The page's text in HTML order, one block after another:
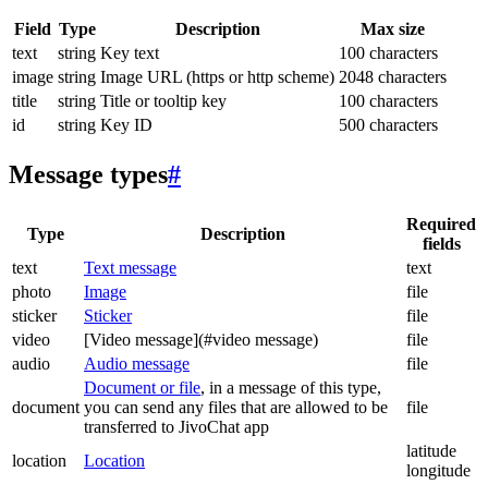
Field Type Description
Max size
text
string Key text
100 characters
image string Image URL (https or http scheme) 2048 characters
title
string Title or tooltip key
100 characters
id
string Key ID 500 characters
Message types#
Type Description
Required
fields
text
Text message
text
photo
Image
file
sticker
Sticker
file
video
[Video message](#video message)
file
audio
Audio message file
document
Document or file, in a message of this type,
you can send any files that are allowed to be
transferred to JivoChat app
file
location Location
latitude
longitude